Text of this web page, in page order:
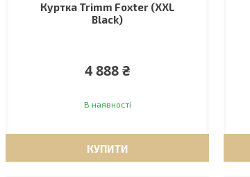
Куртка Trimm Foxter (XXL
Black)
4 888 ₴
В наявності
КУПИТИ